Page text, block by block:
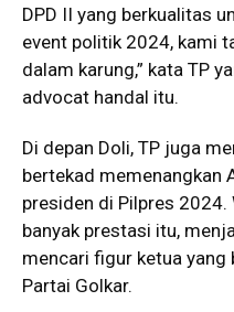
DPD II yang berkualitas
event politik 2024, kami
dalam karung,” kata TP
advocat handal itu.
Di depan Doli, TP juga
bertekad memenangkan
presiden di Pilpres
banyak prestasi itu,
mencari figur ketua
Partai Golkar.